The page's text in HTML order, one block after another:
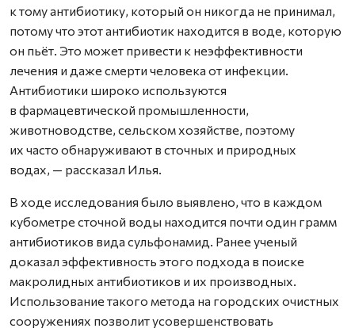
к тому антибиотику, который он никогда не принимал,
потому что этот антибиотик находится в воде, которую
он пьёт. Это может привести к неэффективности
лечения и даже смерти человека от инфекции.
Антибиотики широко используются
в фармацевтической промышленности,
животноводстве, сельском хозяйстве, поэтому
их часто обнаруживают в сточных и природных
водах, — рассказал Илья.
В ходе исследования было выявлено, что в каждом
кубометре сточной воды находится почти один грамм
антибиотиков вида сульфонамид. Ранее ученый
доказал эффективность этого подхода в поиске
макролидных антибиотиков и их производных.
Использование такого метода на городских очистных
сооружениях позволит усовершенствовать